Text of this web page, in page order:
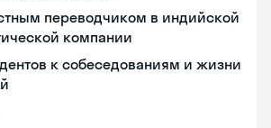
переводчиком в индийской
компании
к собеседованиям и жизни